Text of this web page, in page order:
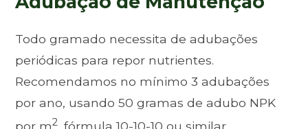
Todo gramado necessita de adubações
periódicas para repor nutrientes.
Recomendamos no mínimo 3 adubações
por ano, usando 50 gramas de adubo NPK
por m2, fórmula 10-10-10 ou similar.